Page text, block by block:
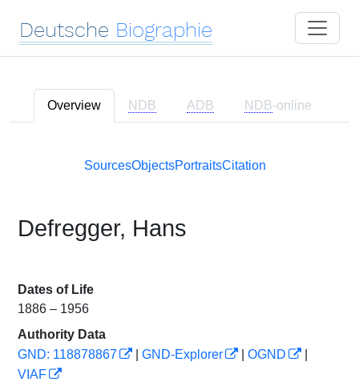
Deutsche Biographie
Overview NDB ADB NDB-online
SourcesObjectsPortraitsCitation
Defregger, Hans
Dates of Life
1886 – 1956
Authority Data
GND: 118878867
GND-Explorer OGND
VIAF